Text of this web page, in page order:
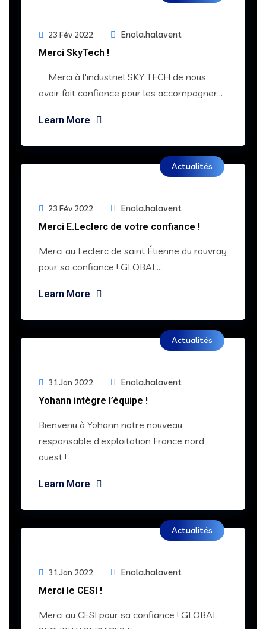
23 Fév 2022
Enola.halavent
Merci SkyTech !
Merci à l'industriel SKY TECH de nous
avoir fait confiance pour les accompagner...
Learn More
Actualités
23 Fév 2022
Enola.halavent
Merci E.Leclerc de votre confiance !
Merci au Leclerc de saint Étienne du rouvray
pour sa confiance ! GLOBAL...
Learn More
Actualités
31 Jan 2022
Enola.halavent
Yohann intègre l’équipe !
Bienvenu à Yohann notre nouveau
responsable d’exploitation France nord
ouest !
Learn More
Actualités
31 Jan 2022
Enola.halavent
Merci le CESI !
Merci au CESI pour sa confiance ! GLOBAL